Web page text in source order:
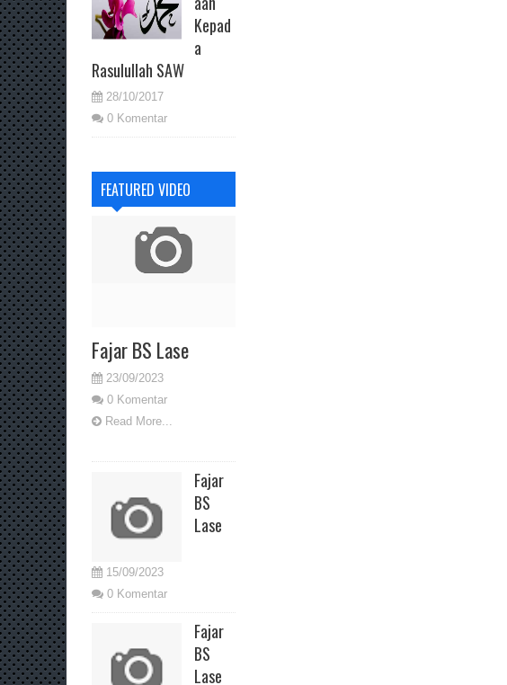
Kepad
a
Rasulullah SAW
28/10/2017
0 Komentar
FEATURED VIDEO
Fajar BS Lase
23/09/2023
0 Komentar
Read More...
Fajar
BS
Lase
15/09/2023
0 Komentar
Fajar
BS
Lase